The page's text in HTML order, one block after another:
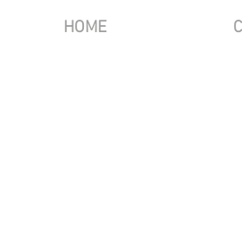
HOME